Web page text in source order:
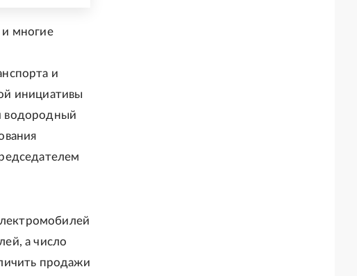
многие
и
инициативы
водородный
а число
продажи